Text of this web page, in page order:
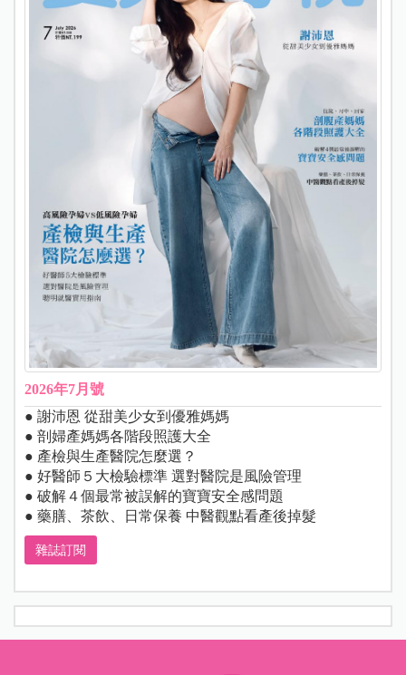
2026年7月號
● 謝沛恩 從甜美少女到優雅媽媽
● 剖婦產媽媽各階段照護大全
● 產檢與生產醫院怎麼選？
● 好醫師５大檢驗標準 選對醫院是風險管理
● 破解４個最常被誤解的寶寶安全感問題
● 藥膳、茶飲、日常保養 中醫觀點看產後掉髮
雜誌訂閱